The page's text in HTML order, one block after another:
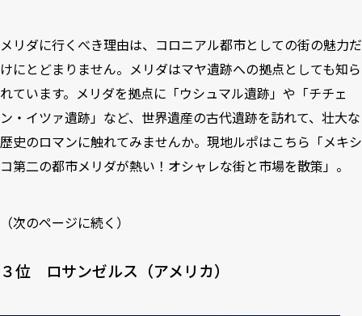
メリダに行くべき理由は、コロニアル都市としての街の魅力だ
けにとどまりません。メリダはマヤ遺跡への拠点としても知ら
れています。メリダを拠点に「ウシュマル遺跡」や「チチェ
ン・イツァ遺跡」など、世界遺産の古代遺跡を訪れて、壮大な
歴史のロマンに触れてみませんか。現地ルポはこちら「メキシ
コ第二の都市メリダが熱い！オシャレな街と市場を散策」。
（次のページに続く）
３位 ロサンゼルス（アメリカ）